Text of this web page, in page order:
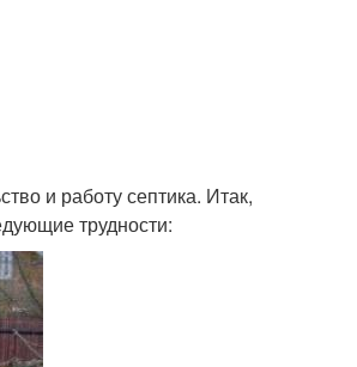
и работу септика. Итак,
трудности: